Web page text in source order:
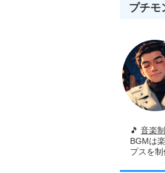
プチモ
🎵 音楽
BGMは
プスを